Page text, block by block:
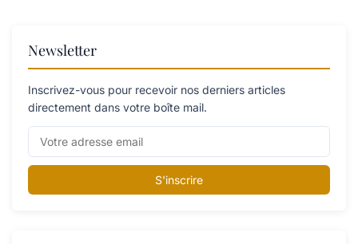
Newsletter
Inscrivez-vous pour recevoir nos derniers articles
directement dans votre boîte mail.
S'inscrire